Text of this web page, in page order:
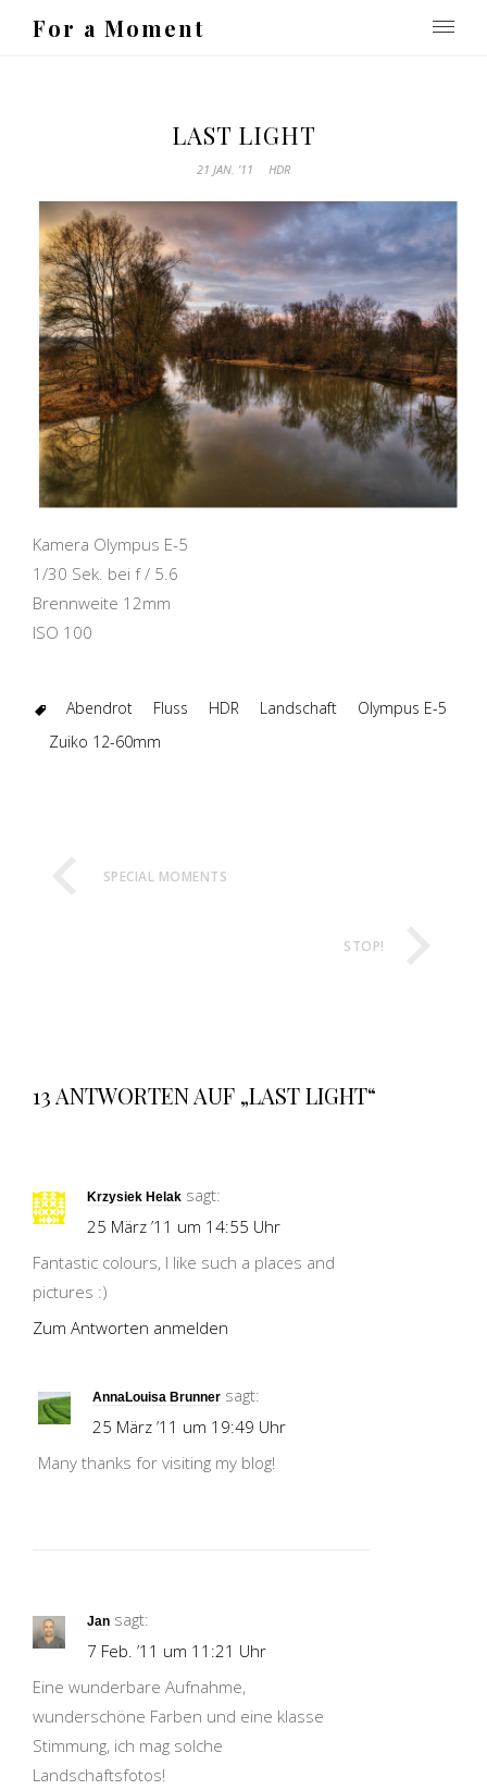
For a Moment
LAST LIGHT
21 JAN. ’11 HDR
Kamera Olympus E-5
1/30 Sek. bei f / 5.6
Brennweite 12mm
ISO 100
Abendrot Fluss HDR Landschaft
Olympus E-5
Zuiko 12-60mm
SPECIAL MOMENTS
STOP!
13 ANTWORTEN AUF „LAST LIGHT“
Krzysiek Helak sagt:
25 März ’11 um 14:55 Uhr
Fantastic colours, I like such a places and
pictures :)
Zum Antworten anmelden
AnnaLouisa Brunner sagt:
25 März ’11 um 19:49 Uhr
Many thanks for visiting my blog!
Jan sagt:
7 Feb. ’11 um 11:21 Uhr
Eine wunderbare Aufnahme,
wunderschöne Farben und eine klasse
Stimmung, ich mag solche
Landschaftsfotos!